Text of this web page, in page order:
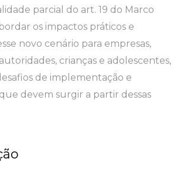
parcial do art. 19 do Marco
os impactos práticos e
novo cenário para empresas,
crianças e adolescentes,
de implementação e
devem surgir a partir dessas